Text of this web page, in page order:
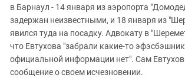
в Барнаул - 14 января из аэропорта
задержан неизвестными, и 18 января из
явился туда на посадку. Адвокату в
что Евтухова "забрали какие-то
официальной информации нет". Сам Евтухов
сообщение о своем исчезновении.